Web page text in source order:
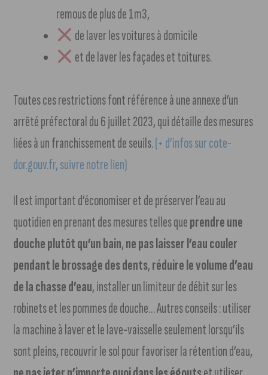
remous de plus de 1m3,
de laver les voitures à domicile
et de laver les façades et toitures.
Toutes ces restrictions font référence à une annexe d’un
arrêté préfectoral du 6 juillet 2023, qui détaille des mesures
liées à un franchissement de seuils.(+ d’infos sur cote-
dor.gouv.fr, suivre notre lien)
Il est important d’économiser et de préserver l’eau au
quotidien en prenant des mesures telles queprendre une
douche plutôt qu’un bain,ne pas laisser l’eau couler
pendant le brossage des dents,réduire le volume d’eau
de la chasse d’eau, installer un limiteur de débit sur les
robinets et les pommes de douche… Autres conseils : utiliser
la machine à laver et le lave-vaisselle seulement lorsqu’ils
sont pleins, recouvrir le sol pour favoriser la rétention d’eau,